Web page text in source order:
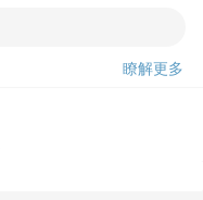
瞭解更多